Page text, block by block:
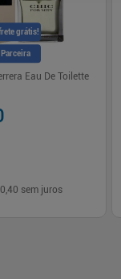
grátis!
Parceira
Eau De Toilette
sem juros